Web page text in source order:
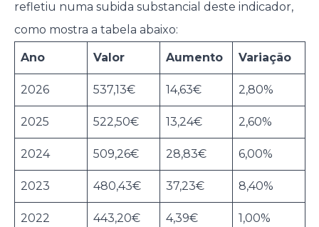
refletiu numa subida substancial deste indicador,
como mostra a tabela abaixo:
Ano Valor Aumento Variação
2026 537,13€ 14,63€ 2,80%
2025 522,50€ 13,24€ 2,60%
2024 509,26€ 28,83€ 6,00%
2023 480,43€ 37,23€ 8,40%
2022 443,20€ 4,39€ 1,00%